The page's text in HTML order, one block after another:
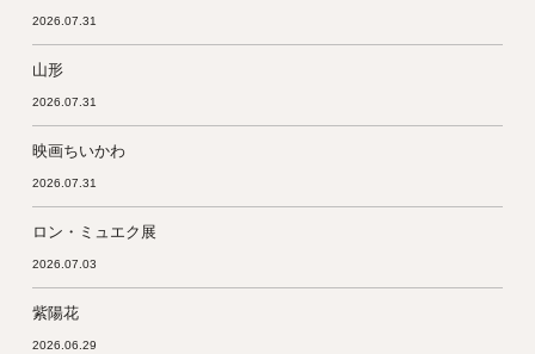
2026.07.31
山形
2026.07.31
映画ちいかわ
2026.07.31
ロン・ミュエク展
2026.07.03
紫陽花
2026.06.29